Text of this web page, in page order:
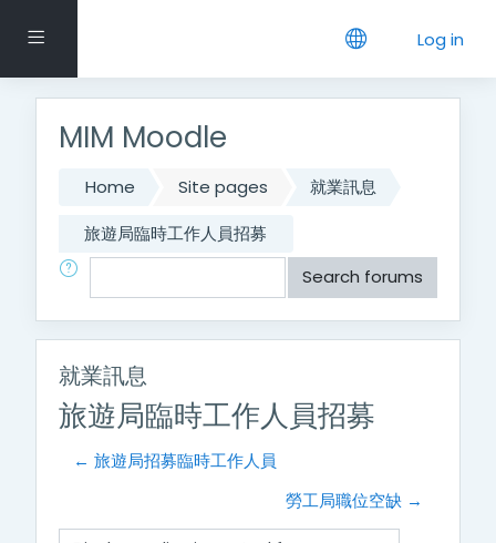
Side panel Log in
MIM Moodle
Home Site pages
就業訊息
旅遊局臨時工作人員招募
Search
Search forums
就業訊息
旅遊局臨時工作人員招募
← 旅遊局招募臨時工作人員
勞工局職位空缺 →